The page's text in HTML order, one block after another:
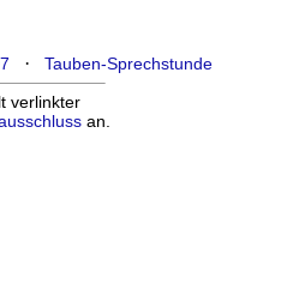
· Tauben-Sprechstunde
verlinkter
an.